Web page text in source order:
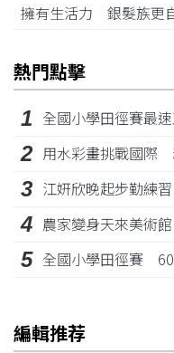
擁有生活力 銀髮族更
熱門點擊
1 全國小學田徑賽最
2 用水彩畫挑戰國際
3 江姸欣晚起步勤練
4 農家變身天來美術
5 全國小學田徑賽
編輯推荐